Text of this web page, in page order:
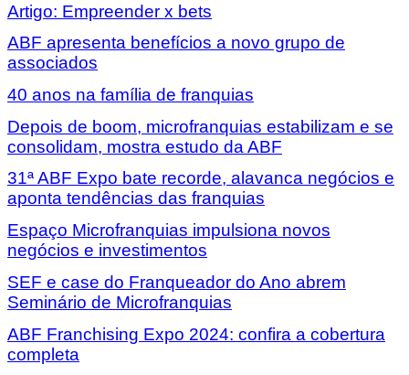
Artigo: Empreender x bets
ABF apresenta benefícios a novo grupo de
associados
40 anos na família de franquias
Depois de boom, microfranquias estabilizam e se
consolidam, mostra estudo da ABF
31ª ABF Expo bate recorde, alavanca negócios e
aponta tendências das franquias
Espaço Microfranquias impulsiona novos
negócios e investimentos
SEF e case do Franqueador do Ano abrem
Seminário de Microfranquias
ABF Franchising Expo 2024: confira a cobertura
completa